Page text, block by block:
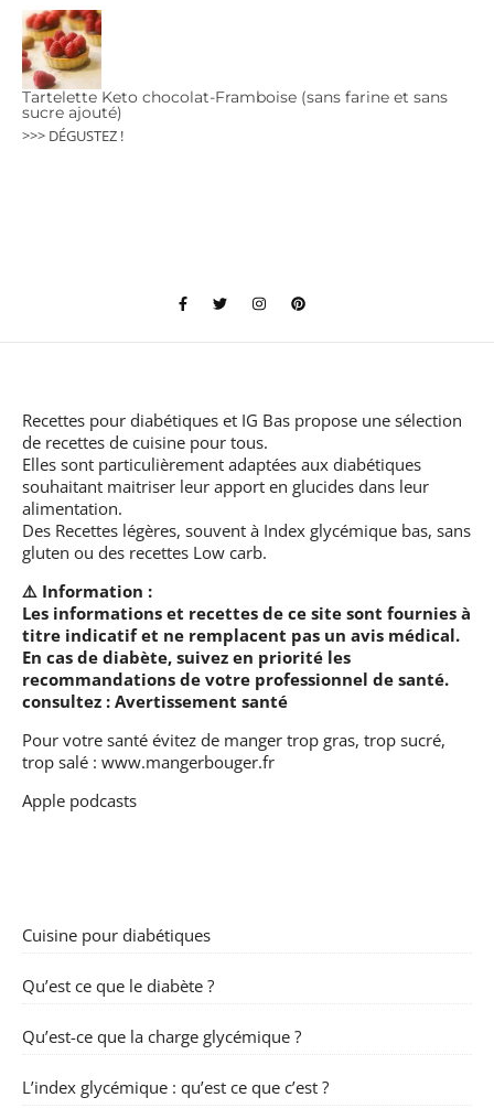
Tartelette Keto chocolat-Framboise (sans farine et sans
sucre ajouté)
>>> DÉGUSTEZ !
Recettes pour diabétiques et IG Bas propose une sélection
de recettes de cuisine pour tous.
Elles sont particulièrement adaptées aux diabétiques
souhaitant maitriser leur apport en glucides dans leur
alimentation.
Des Recettes légères, souvent à Index glycémique bas, sans
gluten ou des recettes Low carb.
⚠️ Information :
Les informations et recettes de ce site sont fournies à
titre indicatif et ne remplacent pas un avis médical.
En cas de diabète, suivez en priorité les
recommandations de votre professionnel de santé.
consultez : Avertissement santé
Pour votre santé évitez de manger trop gras, trop sucré,
trop salé : www.mangerbouger.fr
Apple podcasts
Cuisine pour diabétiques
Qu’est ce que le diabète ?
Qu’est-ce que la charge glycémique ?
L’index glycémique : qu’est ce que c’est ?